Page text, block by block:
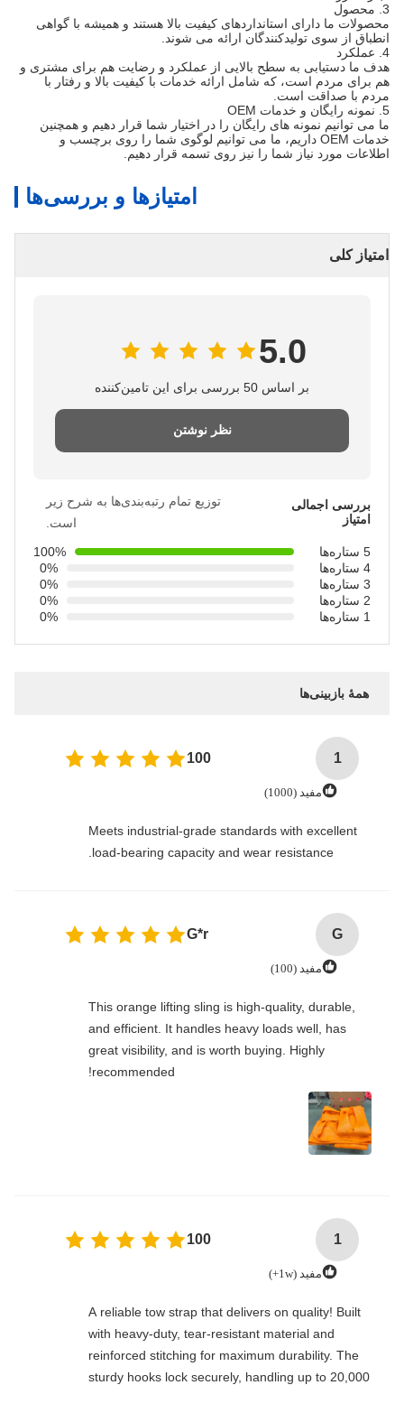
محصولات ما دارای استانداردهای کیفیت بالا هستند و همیشه با گواهی
انطباق از سوی تولیدکنندگان ارائه می شوند.
4. عملکرد
هدف ما دستیابی به سطح بالایی از عملکرد و رضایت هم برای مشتری و
هم برای مردم است، که شامل ارائه خدمات با کیفیت بالا و رفتار با
مردم با صداقت است.
5. نمونه رایگان و خدمات OEM
ما می توانیم نمونه های رایگان را در اختیار شما قرار دهیم و همچنین
خدمات OEM داریم، ما می توانیم لوگوی شما را روی برچسب و
اطلاعات مورد نیاز شما را نیز روی تسمه قرار دهیم.
امتیازها و بررسی‌ها
امتیاز کلی
5.0
بر اساس 50 بررسی برای این تامین‌کننده
نظر نوشتن
بررسی اجمالی
امتیاز
توزیع تمام رتبه‌بندی‌ها به شرح زیر
است.
5 ستاره‌ها
100%
4 ستاره‌ها
0%
0%
0%
0%
همهٔ بازبینی‌ها
1
100
مفید (1000)
Meets industrial-grade standards with excellent
load-bearing capacity and wear resistance.
G
G*r
مفید (100)
This orange lifting sling is high-quality, durable,
and efficient. It handles heavy loads well, has
great visibility, and is worth buying. Highly
recommended!
1
100
مفید (1w+)
A reliable tow strap that delivers on quality! Built
with heavy-duty, tear-resistant material and
reinforced stitching for maximum durability. The
sturdy hooks lock securely, handling up to 20,000